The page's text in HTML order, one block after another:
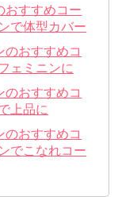
おすすめコー
で体型カバー
のおすすめコ
ェミニンに
のおすすめコ
上品に
のおすすめコ
でこなれコー